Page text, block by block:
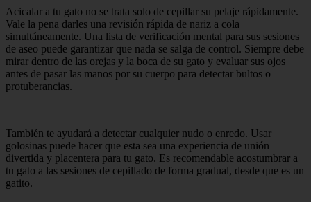
Acicalar a tu gato no se trata solo de cepillar su pelaje rápidamente.
Vale la pena darles una revisión rápida de nariz a cola
simultáneamente. Una lista de verificación mental para sus sesiones
de aseo puede garantizar que nada se salga de control. Siempre debe
mirar dentro de las orejas y la boca de su gato y evaluar sus ojos
antes de pasar las manos por su cuerpo para detectar bultos o
protuberancias.
También te ayudará a detectar cualquier nudo o enredo. Usar
golosinas puede hacer que esta sea una experiencia de unión
divertida y placentera para tu gato. Es recomendable acostumbrar a
tu gato a las sesiones de cepillado de forma gradual, desde que es un
gatito.